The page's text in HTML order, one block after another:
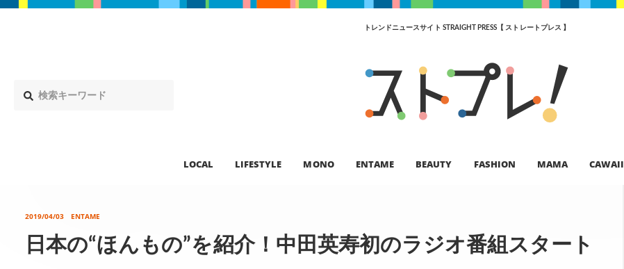
トレンドニュースサイト STRAIGHT PRESS【 ストレートプレス 】
LOCAL LIFESTYLE MONO ENTAME BEAUTY FASHION MAMA CAWAII
2019/04/03 ENTAME
日本の“ほんもの”を紹介！中田英寿初のラジオ番組スタート